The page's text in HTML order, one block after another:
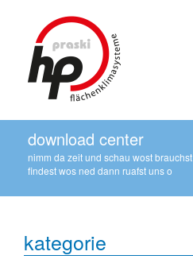
download center
nimm da zeit und schau wost brauchst
findest wos ned dann ruafst uns o
kategorie